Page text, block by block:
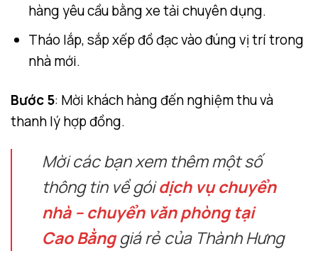
hàng yêu cầu bằng xe tải chuyên dụng.
Tháo lắp, sắp xếp đồ đạc vào đúng vị trí trong
nhà mới.
Bước 5: Mời khách hàng đến nghiệm thu và
thanh lý hợp đồng.
Mời các bạn xem thêm một số
thông tin về góidịch vụ chuyển
nhà – chuyển văn phòng tại
Cao Bằnggiá rẻ của Thành Hưng